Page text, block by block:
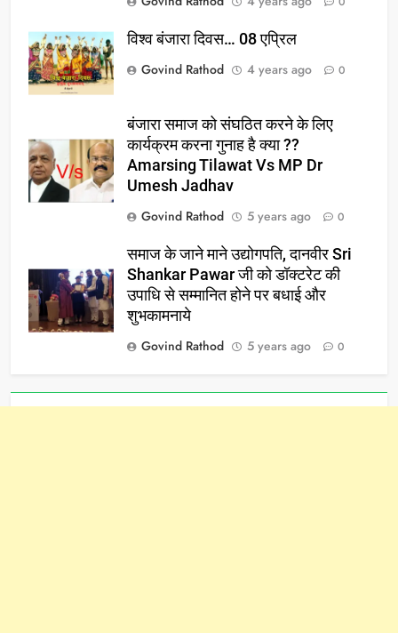
विश्व बंजारा दिवस… 08 एप्रिल
Govind Rathod
4 years ago 0
बंजारा समाज को संघठित करने के लिए
कार्यक्रम करना गुनाह है क्या ??
Amarsing Tilawat Vs MP Dr
Umesh Jadhav
Govind Rathod
5 years ago 0
समाज के जाने माने उद्योगपति, दानवीर Sri
Shankar Pawar जी को डॉक्टरेट की
उपाधि से सम्मानित होने पर बधाई और
शुभकामनाये
Govind Rathod
5 years ago 0